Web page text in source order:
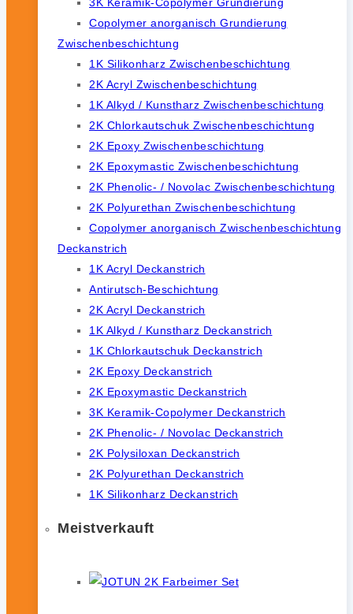
Copolymer anorganisch Grundierung
Zwischenbeschichtung
1K Silikonharz Zwischenbeschichtung
2K Acryl Zwischenbeschichtung
1K Alkyd / Kunstharz Zwischenbeschichtung
2K Chlorkautschuk Zwischenbeschichtung
2K Epoxy Zwischenbeschichtung
2K Epoxymastic Zwischenbeschichtung
2K Phenolic- / Novolac Zwischenbeschichtung
2K Polyurethan Zwischenbeschichtung
Copolymer anorganisch Zwischenbeschichtung
Deckanstrich
1K Acryl Deckanstrich
Antirutsch-Beschichtung
2K Acryl Deckanstrich
1K Alkyd / Kunstharz Deckanstrich
1K Chlorkautschuk Deckanstrich
2K Epoxy Deckanstrich
2K Epoxymastic Deckanstrich
3K Keramik-Copolymer Deckanstrich
2K Phenolic- / Novolac Deckanstrich
2K Polysiloxan Deckanstrich
2K Polyurethan Deckanstrich
1K Silikonharz Deckanstrich
Meistverkauft